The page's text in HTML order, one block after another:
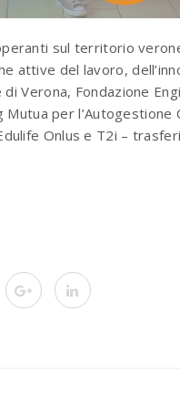
sul territorio
attive del lavoro,
Verona, Fondazione
per l’Autogestione
Onlus e T2i –